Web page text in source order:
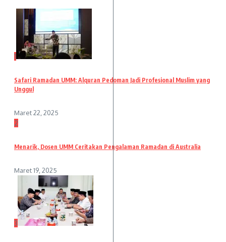
1
Safari Ramadan UMM: Alquran Pedoman Jadi Profesional Muslim yang
Unggul
Maret 22, 2025
2
Menarik, Dosen UMM Ceritakan Pengalaman Ramadan di Australia
Maret 19, 2025
3